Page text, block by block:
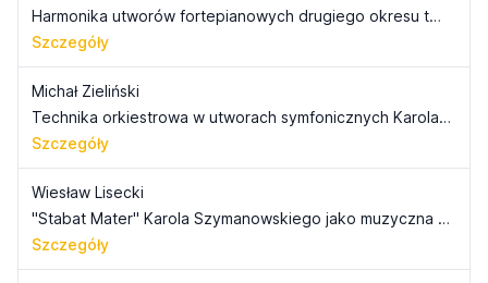
Harmonika utworów fortepianowych drugiego okresu twórczości Karola Szymanowskiego, s. 79-94
Szczegóły
Michał Zieliński
Technika orkiestrowa w utworach symfonicznych Karola Szymanowskiego, s. 95-110
Szczegóły
Wiesław Lisecki
"Stabat Mater" Karola Szymanowskiego jako muzyczna interpretacja przesłania sekwencji, s. 111-118
Szczegóły